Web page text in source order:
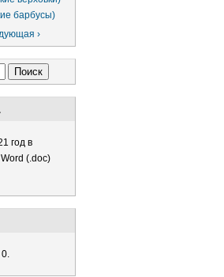
барбусы)
›
год в
(.doc)